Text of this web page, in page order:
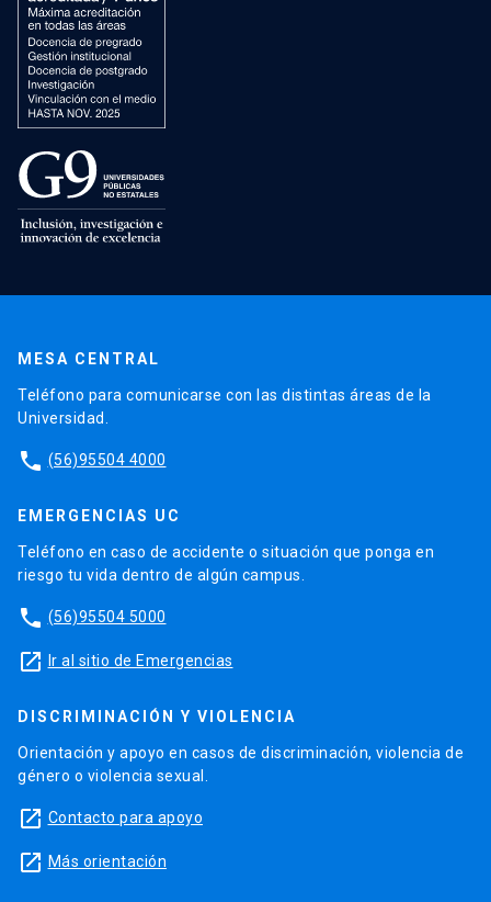
MESA CENTRAL
Teléfono para comunicarse con las distintas áreas de la
Universidad.
phone (56)95504 4000
EMERGENCIAS UC
Teléfono en caso de accidente o situación que ponga en
riesgo tu vida dentro de algún campus.
phone (56)95504 5000
launch Ir al sitio de Emergencias
DISCRIMINACIÓN Y VIOLENCIA
Orientación y apoyo en casos de discriminación, violencia de
género o violencia sexual.
launch Contacto para apoyo
launch Más orientación